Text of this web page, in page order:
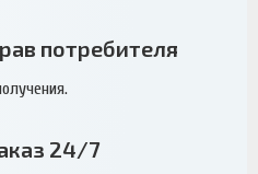
потребителя
24/7